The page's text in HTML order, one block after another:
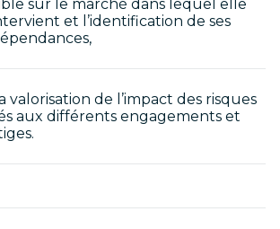
sur le marché dans lequel elle
et l’identification de ses
valorisation de l’impact des risques
aux différents engagements et